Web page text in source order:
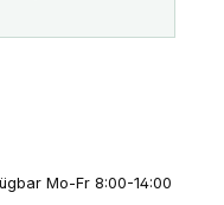
Mo-Fr 8:00-14:00